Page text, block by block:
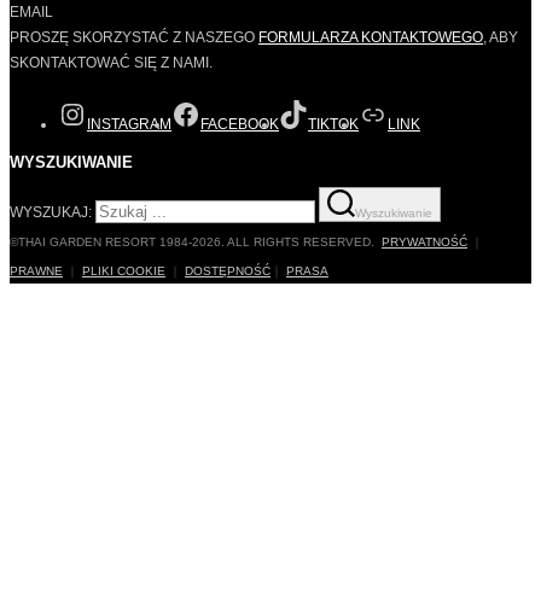
EMAIL
PROSZĘ SKORZYSTAĆ Z NASZEGO FORMULARZA KONTAKTOWEGO, ABY
SKONTAKTOWAĆ SIĘ Z NAMI.
INSTAGRAM FACEBOOK TIKTOK LINK
WYSZUKIWANIE
WYSZUKAJ: Wyszukiwanie
©THAI GARDEN RESORT 1984-2026. ALL RIGHTS RESERVED. PRYWATNOŚĆ
PRAWNE PLIKI COOKIE DOSTĘPNOŚĆ PRASA